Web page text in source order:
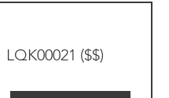
LQK00021 ($$)